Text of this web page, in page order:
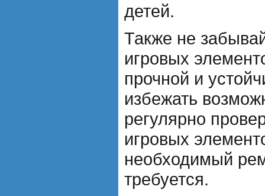
детей.
Также не
игровых
прочной и
избежать
регулярно
игровых
необходимый
требуется.